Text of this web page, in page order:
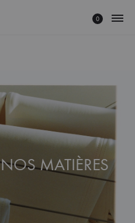
0
MATIÈRES